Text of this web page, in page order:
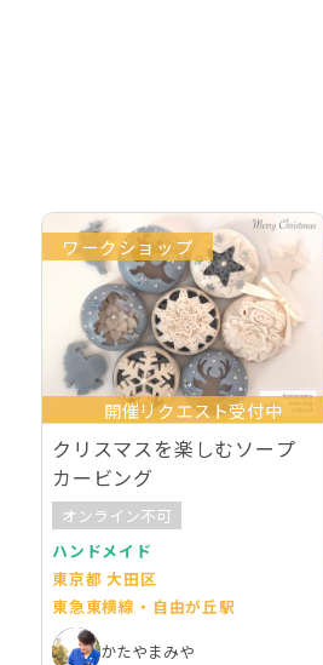
ワークショップ
開催リクエスト受付中
クリスマスを楽しむソープ
カービング
オンライン不可
ハンドメイド
東京都 大田区
東急東横線・自由が丘駅
かたやまみや